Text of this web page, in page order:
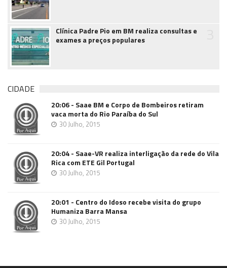
Clínica Padre Pio em BM realiza consultas e
exames a preços populares
CIDADE
20:06 - Saae BM e Corpo de Bombeiros retiram
vaca morta do Rio Paraíba do Sul
30 Julho, 2015
20:04 - Saae-VR realiza interligação da rede do Vila
Rica com ETE Gil Portugal
30 Julho, 2015
20:01 - Centro do Idoso recebe visita do grupo
Humaniza Barra Mansa
30 Julho, 2015